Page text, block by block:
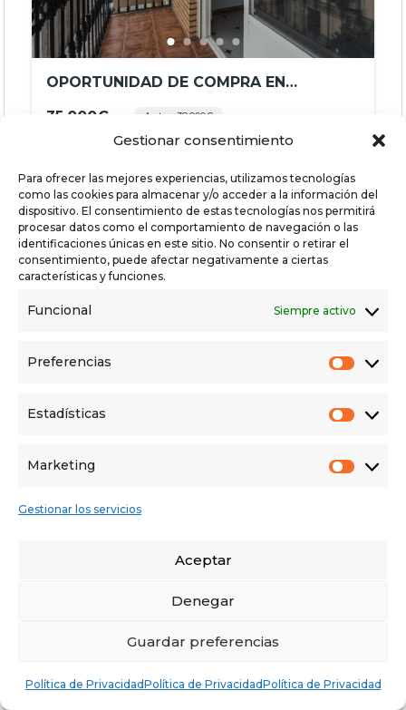
Gestionar consentimiento
Para ofrecer las mejores experiencias, utilizamos tecnologías
como las cookies para almacenar y/o acceder a la información del
dispositivo. El consentimiento de estas tecnologías nos permitirá
procesar datos como el comportamiento de navegación o las
identificaciones únicas en este sitio. No consentir o retirar el
consentimiento, puede afectar negativamente a ciertas
características y funciones.
Funcional Siempre activo
Preferencias
Estadísticas
Marketing
Gestionar los servicios
Aceptar
Denegar
Guardar preferencias
Política de PrivacidadPolítica de PrivacidadPolítica de Privacidad
OPORTUNIDAD DE COMPRA EN
35.000€ Antes: 38.900€
06450 Quintana de la Serena, Badajoz, España
Casas
En venta
ESTRENAR EN EL VISO DEL ALCOR – REF.
m²
El Viso del Alcor, Sevilla, España